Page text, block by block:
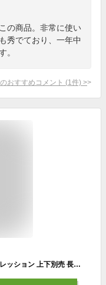
の商品。非常に使い
秀でており、一年中
。
おすすめコメント (1 件) >
UNDERARMOUR ヒートギアメンズコンプレッション 上下別売 長袖シャツ ロングタイツ メンズ スポーツウェア インナー トレーニングウェア